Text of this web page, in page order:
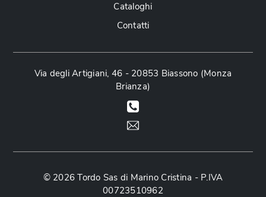
Cataloghi
Contatti
Via degli Artigiani, 46 - 20853 Biassono (Monza
Brianza)
© 2026 Tordo Sas di Marino Cristina - P.IVA
00723510962